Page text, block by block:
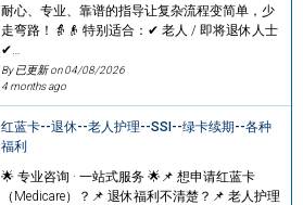
耐心、专业、靠谱的指导让复杂流程变简单，少
走弯路！👵👴 特别适合：✔ 老人 / 即将退休人士
✔…
By 已更新 on04/08/2026
4 months ago
红蓝卡--退休--老人护理--SSI--绿卡续期--各种
福利
🌟 专业咨询 · 一站式服务 🌟📌 想申请红蓝卡
（Medicare）？📌 退休福利不清楚？📌 老人护理